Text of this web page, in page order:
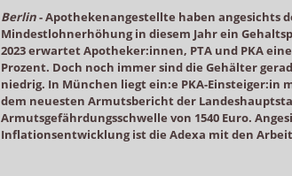
Berlin-Apothekenangestellte haben angesichts
Mindestlohnerhöhung in diesem Jahr ein
2023 erwartet Apotheker:innen, PTA und PKA
Prozent. Doch noch immer sind die Gehälter
niedrig. In München liegt ein:e PKA-Einsteiger:in
dem neuesten Armutsbericht der
Armutsgefährdungsschwelle von 1540 Euro.
Inflationsentwicklung ist die Adexa mit den